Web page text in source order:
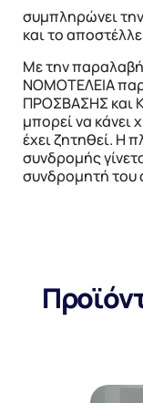
συμπληρώνει
και το
Με την
ΝΟΜΟΤΕΛΕΙΑ
ΠΡΟΣΒΑΣΗΣ και
μπορεί να κάνει
έχει ζητηθεί. Η
συνδρομής
συνδρομητή του